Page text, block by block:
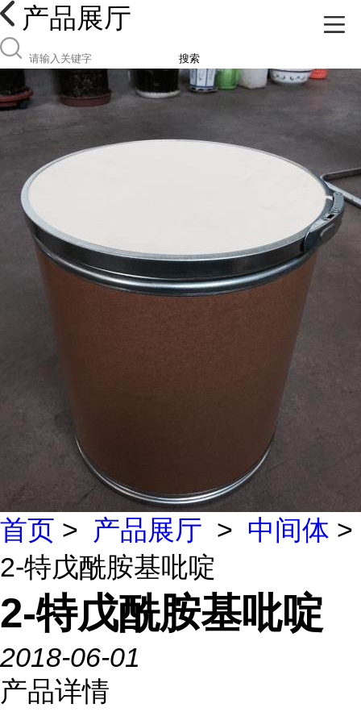
产品展厅
搜索
首页 > 产品展厅 > 中间体 >
2-特戊酰胺基吡啶
2-特戊酰胺基吡啶
2018-06-01
产品详情